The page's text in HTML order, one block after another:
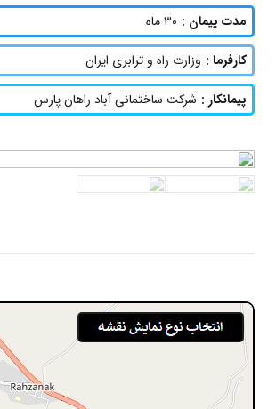
مدت پیمان : ۳۰ ماه
کارفرما : وزارت راه و ترابری ایران
پیمانکار : شرکت ساختمانی آباد راهان پارس